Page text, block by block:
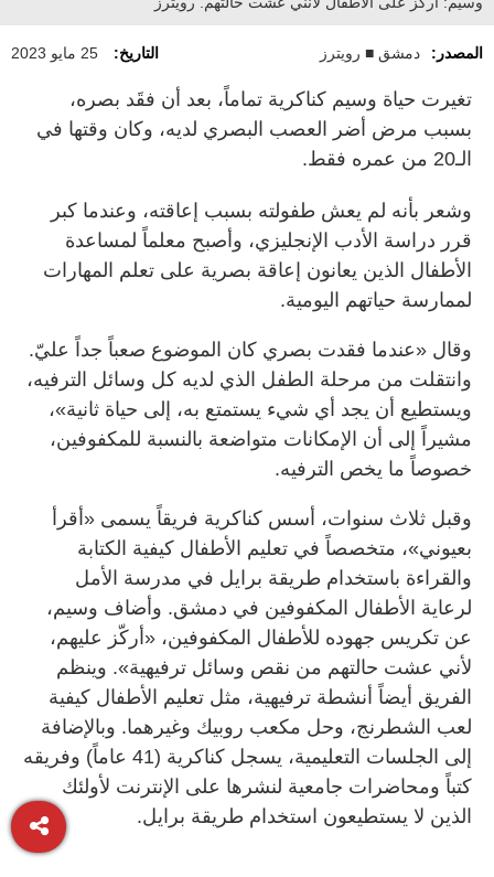
المصدر: دمشق ■ رويترز التاريخ: 25 مايو 2023
تغيرت حياة وسيم كناكرية تماماً، بعد أن فقَد بصره،
بسبب مرض أضر العصب البصري لديه، وكان وقتها في
الـ20 من عمره فقط.
وشعر بأنه لم يعش طفولته بسبب إعاقته، وعندما كبر
قرر دراسة الأدب الإنجليزي، وأصبح معلماً لمساعدة
الأطفال الذين يعانون إعاقة بصرية على تعلم المهارات
لممارسة حياتهم اليومية.
وقال «عندما فقدت بصري كان الموضوع صعباً جداً عليّ.
وانتقلت من مرحلة الطفل الذي لديه كل وسائل الترفيه،
ويستطيع أن يجد أي شيء يستمتع به، إلى حياة ثانية»،
مشيراً إلى أن الإمكانات متواضعة بالنسبة للمكفوفين،
خصوصاً ما يخص الترفيه.
وقبل ثلاث سنوات، أسس كناكرية فريقاً يسمى «أقرأ
بعيوني»، متخصصاً في تعليم الأطفال كيفية الكتابة
والقراءة باستخدام طريقة برايل في مدرسة الأمل
لرعاية الأطفال المكفوفين في دمشق. وأضاف وسيم،
عن تكريس جهوده للأطفال المكفوفين، «أركّز عليهم،
لأني عشت حالتهم من نقص وسائل ترفيهية». وينظم
الفريق أيضاً أنشطة ترفيهية، مثل تعليم الأطفال كيفية
لعب الشطرنج، وحل مكعب روبيك وغيرهما. وبالإضافة
إلى الجلسات التعليمية، يسجل كناكرية (41 عاماً) وفريقه
كتباً ومحاضرات جامعية لنشرها على الإنترنت لأولئك
الذين لا يستطيعون استخدام طريقة برايل.